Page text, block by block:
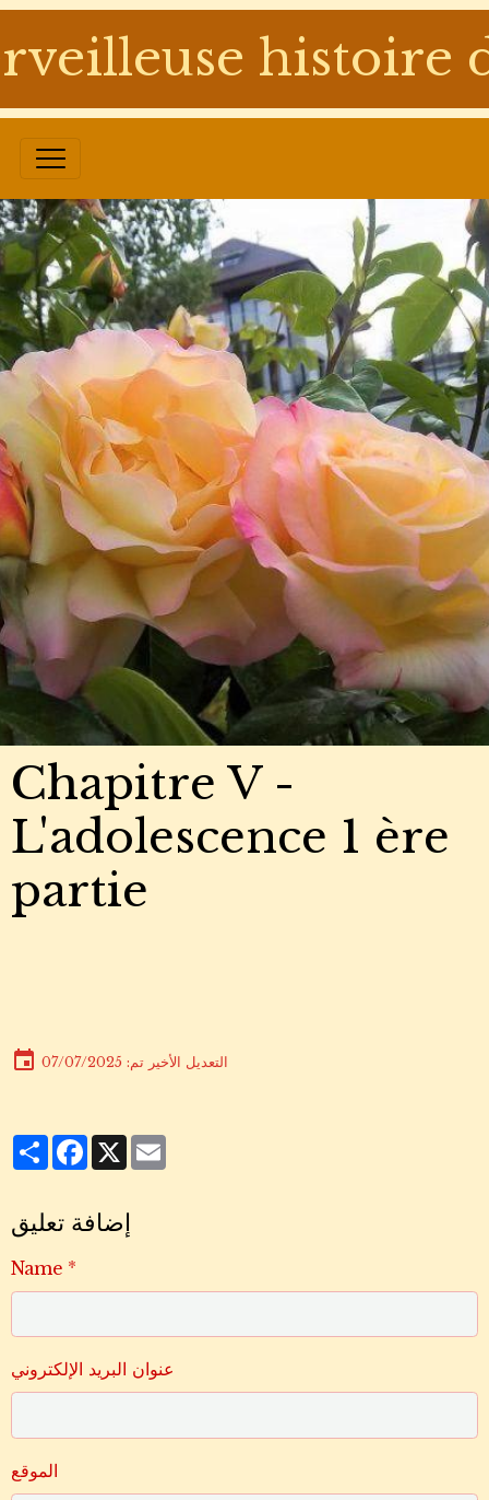
histoire
Chapitre V -
L'adolescence 1 ère
partie
التعديل الأخير تم: 07/07/2025
PartagerFacebook
X
إضافة تعليق
Name
عنوان البريد الإلكتروني
الموقع